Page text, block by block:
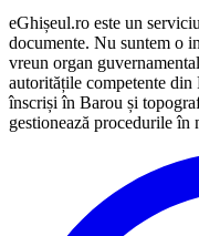
eGhișeul.ro este un
documente. Nu suntem o
vreun organ
autoritățile competente
înscriși în Barou și
gestionează procedurile în